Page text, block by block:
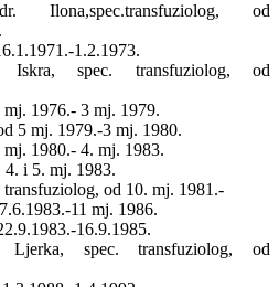
Ilona,spec.transfuziolog, od
1.2.1973.
spec. transfuziolog, od
1976.- 3 mj. 1979.
5 mj. 1979.-3 mj. 1980.
1980.- 4. mj. 1983.
4. i 5. mj. 1983.
transfuziolog, od 10. mj. 1981.-
11 mj. 1986.
16.9.1985.
spec. transfuziolog, od